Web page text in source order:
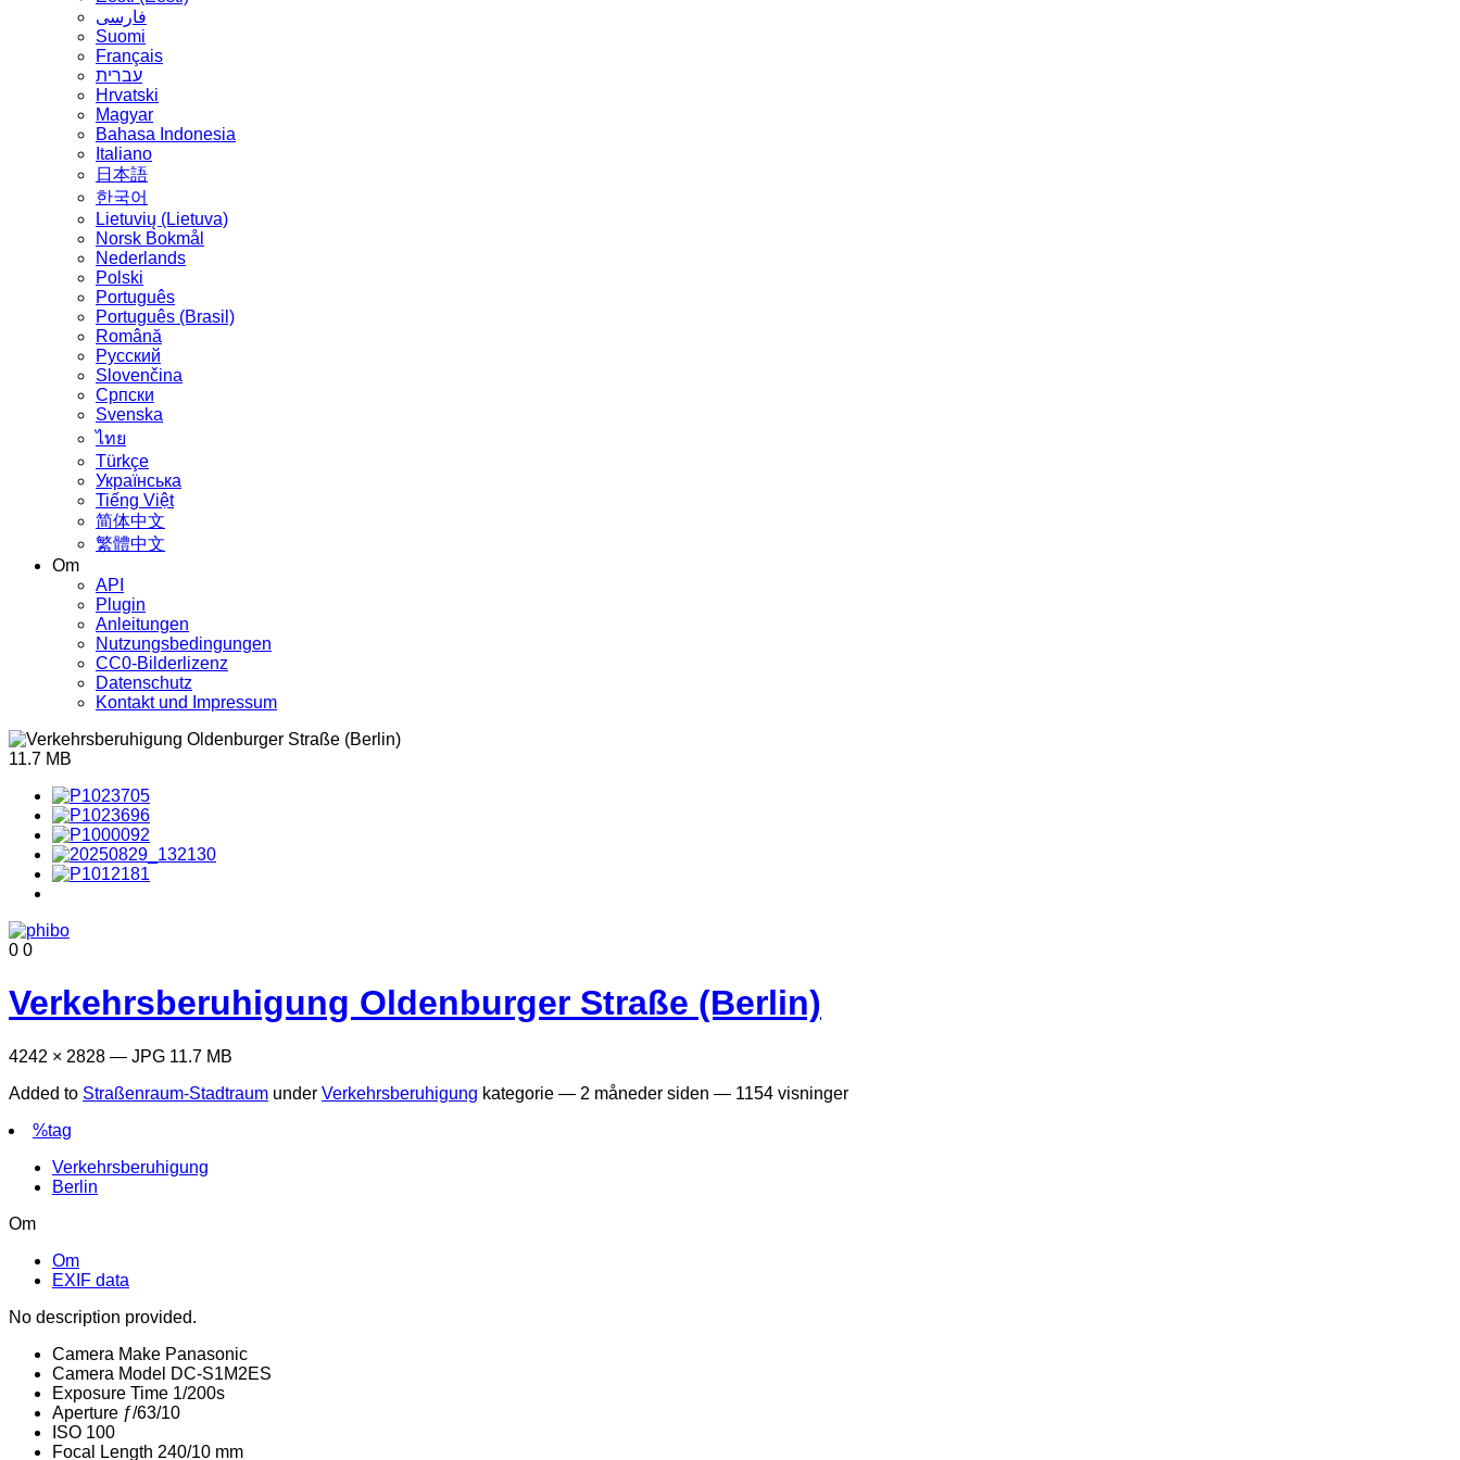
فارسی
Suomi
Français
עברית
Hrvatski
Magyar
Bahasa Indonesia
Italiano
日本語
한국어
Lietuvių (Lietuva)
‪Norsk Bokmål‬
Nederlands
Polski
Português
Português (Brasil)
Română
Русский
Slovenčina
Српски
Svenska
ไทย
Türkçe
Українська
Tiếng Việt
简体中文
繁體中文
Om
API
Plugin
Anleitungen
Nutzungsbedingungen
CC0-Bilderlizenz
Datenschutz
Kontakt und Impressum
11.7 MB
0 0
Verkehrsberuhigung Oldenburger Straße (Berlin)
4242 × 2828 — JPG 11.7 MB
Added to Straßenraum-Stadtraum under Verkehrsberuhigung kategorie — 2 måneder siden — 1154 visninger
%tag
Verkehrsberuhigung
Berlin
Om
Om
EXIF data
No description provided.
Camera Make Panasonic
Camera Model DC-S1M2ES
Exposure Time 1/200s
Aperture ƒ/63/10
ISO 100
Focal Length 240/10 mm